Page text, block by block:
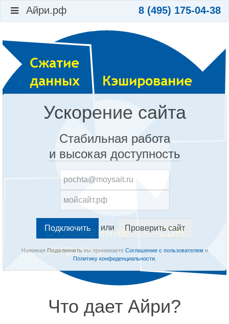
Айри.рф 8 (495) 175-04-38
Ускорение сайта
Стабильная работа
и высокая доступность
или Проверить сайт
Нажимая Подключитьвы принимаете Соглашение с пользователем и
Политику конфиденциальности.
Что дает Айри?